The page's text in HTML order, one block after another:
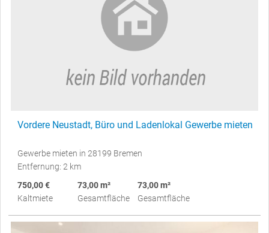
Vordere Neustadt, Büro und Ladenlokal Gewerbe mieten
Gewerbe mieten in 28199 Bremen
Entfernung: 2 km
750,00 €
Kaltmiete
73,00 m²
Gesamtfläche
73,00 m²
Gesamtfläche